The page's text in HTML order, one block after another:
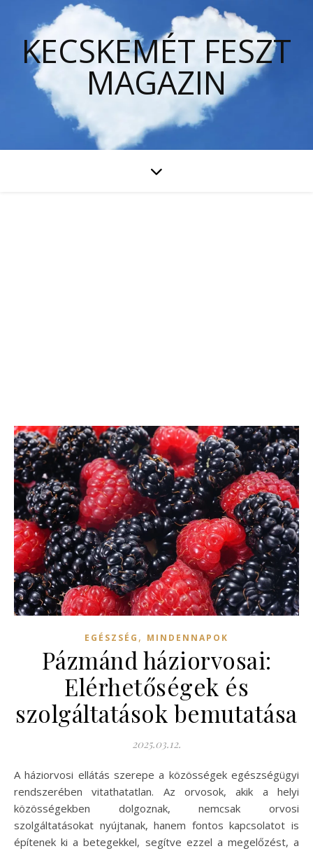
KECSKEMÉT FESZT
MAGAZIN
EGÉSZSÉG , MINDENNAPOK
Pázmánd háziorvosai:
Elérhetőségek és
szolgáltatások bemutatása
2025.03.12.
A háziorvosi ellátás szerepe a közösségek egészségügyi
rendszerében vitathatatlan. Az orvosok, akik a helyi
közösségekben dolgoznak, nemcsak orvosi
szolgáltatásokat nyújtanak, hanem fontos kapcsolatot is
építenek ki a betegekkel, segítve ezzel a megelőzést, a